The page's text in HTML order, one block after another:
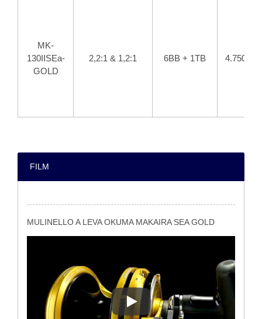
MK-
130IISEa-
GOLD
2,2:1 & 1,2:1 6BB + 1TB 4.750
FILM
MULINELLO A LEVA OKUMA MAKAIRA SEA GOLD
MULINELLO A LEVA OKUMA